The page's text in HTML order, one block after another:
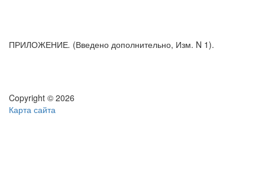
ПРИЛОЖЕНИЕ. (Введено дополнительно, Изм. N 1).
Copyright © 2026
Карта сайта